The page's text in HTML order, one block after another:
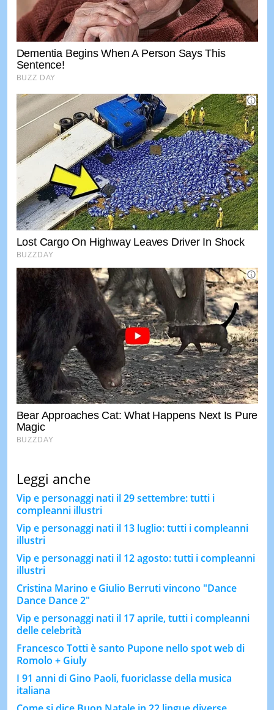
Leggi anche
Vip e personaggi nati il 29 settembre: tutti i
compleanni illustri
Vip e personaggi nati il 13 luglio: tutti i compleanni
illustri
Vip e personaggi nati il 12 agosto: tutti i compleanni
illustri
Cristina Marino e Giulio Berruti vincono "Dance
Dance Dance 2"
Vip e personaggi nati il 17 aprile, tutti i compleanni
delle celebrità
Francesco Totti è santo Pupone nello spot web di
Romolo + Giuly
I 91 anni di Gino Paoli, fuoriclasse della musica
italiana